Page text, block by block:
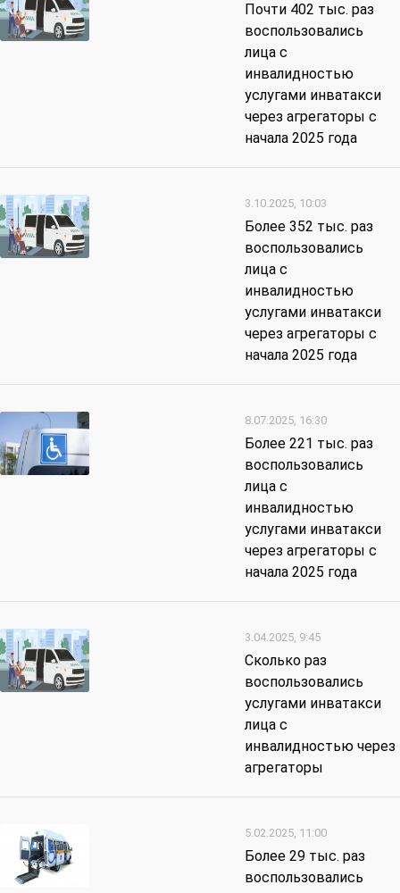
Почти 402 тыс. раз
воспользовались
лица с
инвалидностью
услугами инватакси
через агрегаторы с
начала 2025 года
3.10.2025, 10:03
Более 352 тыс. раз
воспользовались
лица с
инвалидностью
услугами инватакси
через агрегаторы с
начала 2025 года
8.07.2025, 16:30
Более 221 тыс. раз
воспользовались
лица с
инвалидностью
услугами инватакси
через агрегаторы с
начала 2025 года
3.04.2025, 9:45
Сколько раз
воспользовались
услугами инватакси
лица с
инвалидностью через
агрегаторы
5.02.2025, 11:00
Более 29 тыс. раз
воспользовались